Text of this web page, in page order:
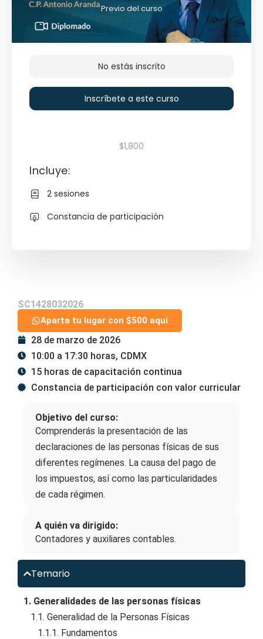
SC1428032026
Aparta tu lugar con $500 aquí
28 de marzo de 2026
10:00 a 17:30 horas, CDMX
15 horas de capacitación continua
Constancia de participación con valor curricular
Objetivo del curso:
Comprenderás la presentación de las
declaraciones de las personas físicas de sus
diferentes regímenes. La causa del pago de
los impuestos, así como las particularidades
de cada régimen.
A quién va dirigido:
Contadores y auxiliares contables.
Temario
1. Generalidades de las personas físicas
1.1. Generalidad de la Personas Físicas
1.1.1. Fundamentos
Previo del curso
No estás inscrito
Inscríbete a este curso
$1,800
Incluye:
2 sesiones
Constancia de participación